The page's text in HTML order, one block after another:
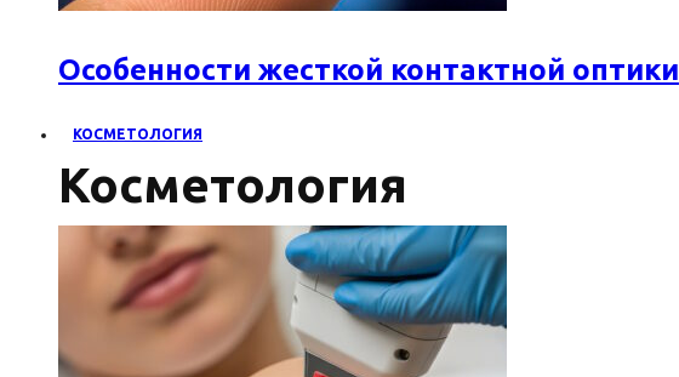
Особенности жесткой контактной оптики
КОСМЕТОЛОГИЯ
Косметология